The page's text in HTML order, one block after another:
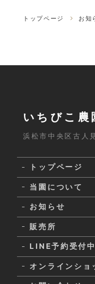
トップページ お知
いちびこ農
浜松市中央区古人
トップページ
当園について
お知らせ
販売所
LINE予約受付中
オンラインショ